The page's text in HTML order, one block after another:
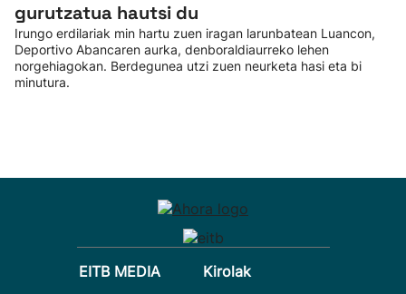
gurutzatua hautsi du
Irungo erdilariak min hartu zuen iragan larunbatean Luancon,
Deportivo Abancaren aurka, denboraldiaurreko lehen
norgehiagokan. Berdegunea utzi zuen neurketa hasi eta bi
minutura.
EITB MEDIA
Kirolak